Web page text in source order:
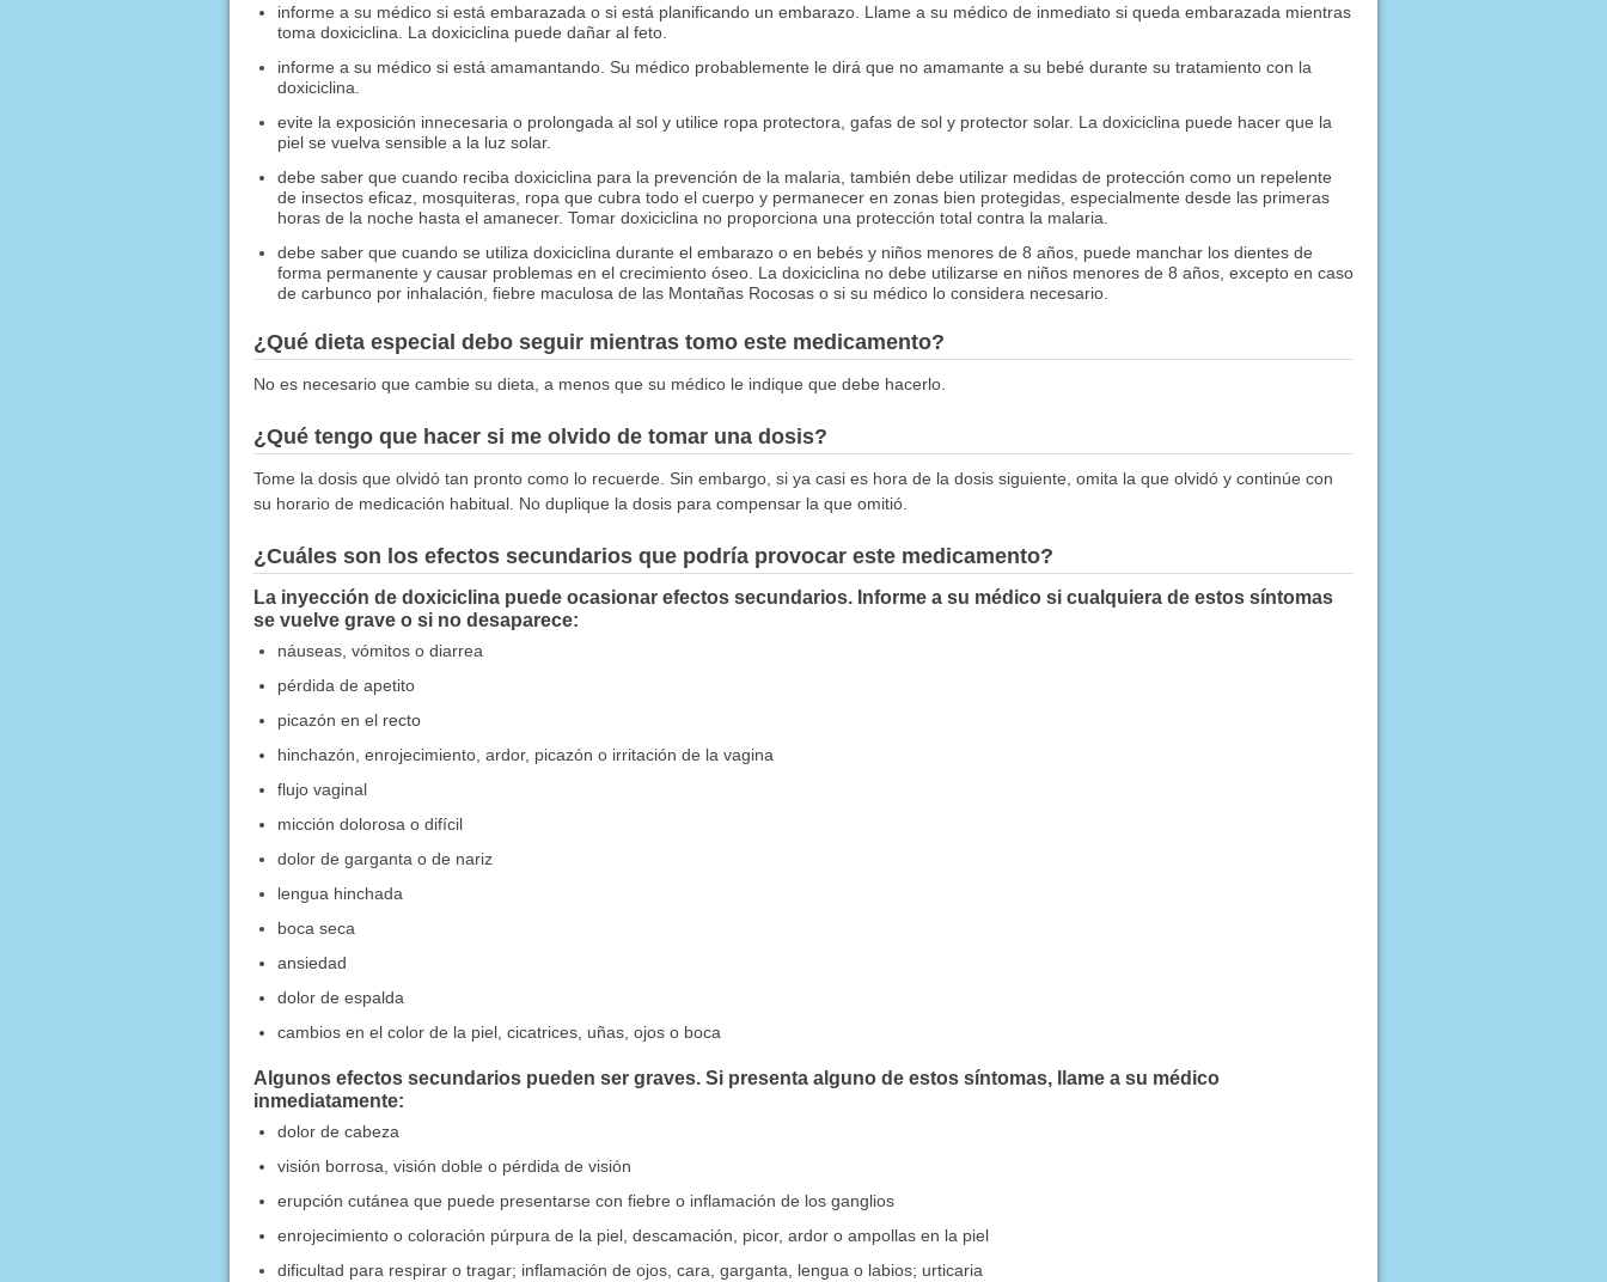
informe a su médico si está embarazada o si está planificando un embarazo. Llame a su médico de inmediato si queda embarazada mientras
toma doxiciclina. La doxiciclina puede dañar al feto.
informe a su médico si está amamantando. Su médico probablemente le dirá que no amamante a su bebé durante su tratamiento con la
doxiciclina.
evite la exposición innecesaria o prolongada al sol y utilice ropa protectora, gafas de sol y protector solar. La doxiciclina puede hacer que la
piel se vuelva sensible a la luz solar.
debe saber que cuando reciba doxiciclina para la prevención de la malaria, también debe utilizar medidas de protección como un repelente
de insectos eficaz, mosquiteras, ropa que cubra todo el cuerpo y permanecer en zonas bien protegidas, especialmente desde las primeras
horas de la noche hasta el amanecer. Tomar doxiciclina no proporciona una protección total contra la malaria.
debe saber que cuando se utiliza doxiciclina durante el embarazo o en bebés y niños menores de 8 años, puede manchar los dientes de
forma permanente y causar problemas en el crecimiento óseo. La doxiciclina no debe utilizarse en niños menores de 8 años, excepto en caso
de carbunco por inhalación, fiebre maculosa de las Montañas Rocosas o si su médico lo considera necesario.
¿Qué dieta especial debo seguir mientras tomo este medicamento?
No es necesario que cambie su dieta, a menos que su médico le indique que debe hacerlo.
¿Qué tengo que hacer si me olvido de tomar una dosis?
Tome la dosis que olvidó tan pronto como lo recuerde. Sin embargo, si ya casi es hora de la dosis siguiente, omita la que olvidó y continúe con
su horario de medicación habitual. No duplique la dosis para compensar la que omitió.
¿Cuáles son los efectos secundarios que podría provocar este medicamento?
La inyección de doxiciclina puede ocasionar efectos secundarios. Informe a su médico si cualquiera de estos síntomas
se vuelve grave o si no desaparece:
náuseas, vómitos o diarrea
pérdida de apetito
picazón en el recto
hinchazón, enrojecimiento, ardor, picazón o irritación de la vagina
flujo vaginal
micción dolorosa o difícil
dolor de garganta o de nariz
lengua hinchada
boca seca
ansiedad
dolor de espalda
cambios en el color de la piel, cicatrices, uñas, ojos o boca
Algunos efectos secundarios pueden ser graves. Si presenta alguno de estos síntomas, llame a su médico
inmediatamente:
dolor de cabeza
visión borrosa, visión doble o pérdida de visión
erupción cutánea que puede presentarse con fiebre o inflamación de los ganglios
enrojecimiento o coloración púrpura de la piel, descamación, picor, ardor o ampollas en la piel
dificultad para respirar o tragar; inflamación de ojos, cara, garganta, lengua o labios; urticaria